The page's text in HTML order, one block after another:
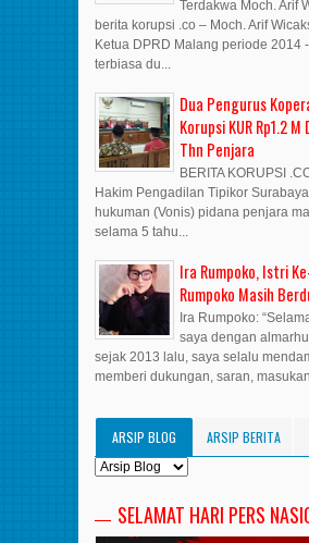
Terdakwa Moch. Arif
berita korupsi .co – Moch. Arif
Ketua DPRD Malang periode 2014
terbiasa du...
Dua Pengurus
Korupsi KUR Rp1.2
Thn Penjara
BERITA KORUPSI
Hakim Pengadilan Tipikor
hukuman (Vonis) pidana penjara
selama 5 tahu...
Ira Rumpoko, Istri
Rumpoko Masih
Ira Rumpoko:
saya dengan
sejak 2013 lalu, saya selalu
memberi dukungan, saran,
ARSIP BLOG ARSIP BERITA
SELAMAT HARI PERS